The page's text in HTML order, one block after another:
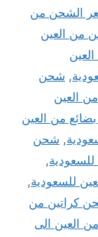
الشحن من
من العين
, شحن
العين
من العين
, شحن
,
للسعودية,
كراتين من
العين الى